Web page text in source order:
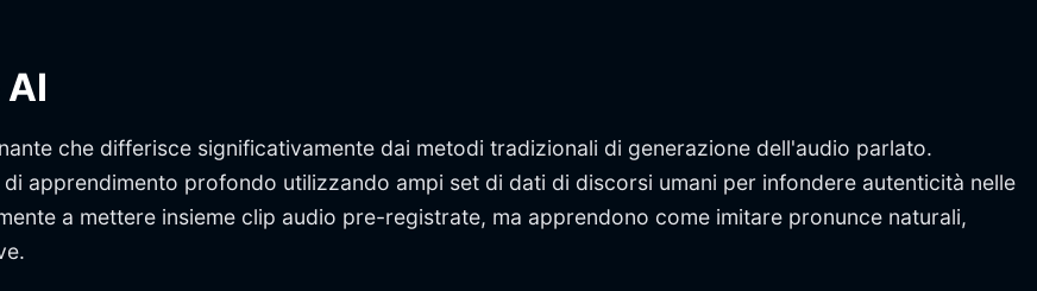
che differisce significativamente dai metodi tradizionali di generazione dell'audio parlato.
apprendimento profondo utilizzando ampi set di dati di discorsi umani per infondere autenticità nelle
a mettere insieme clip audio pre-registrate, ma apprendono come imitare pronunce naturali,